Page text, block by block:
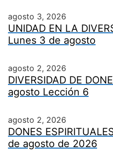
agosto 3, 2026
UNIDAD EN LA
Lunes 3 de agosto
agosto 2, 2026
DIVERSIDAD DE
agosto Lección 6
agosto 2, 2026
DONES
de agosto de 2026